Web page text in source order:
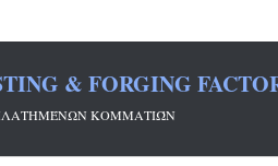
& FORGING
ΚΟΜΜΑΤΙΏΝ